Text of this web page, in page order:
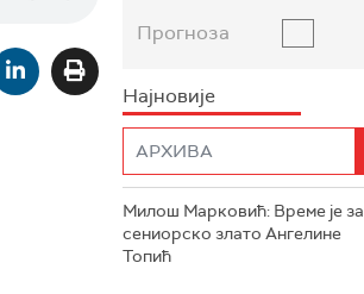
Прогноза
Најновије
Милош Марковић: Време је за
сениорско злато Ангелине
Топић